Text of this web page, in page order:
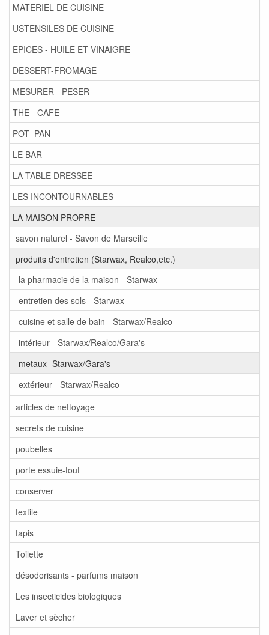
MATERIEL DE CUISINE
USTENSILES DE CUISINE
EPICES - HUILE ET VINAIGRE
DESSERT-FROMAGE
MESURER - PESER
THE - CAFE
POT- PAN
LE BAR
LA TABLE DRESSEE
LES INCONTOURNABLES
LA MAISON PROPRE
savon naturel - Savon de Marseille
produits d'entretien (Starwax, Realco,etc.)
la pharmacie de la maison - Starwax
entretien des sols - Starwax
cuisine et salle de bain - Starwax/Realco
intérieur - Starwax/Realco/Gara's
metaux- Starwax/Gara's
extérieur - Starwax/Realco
articles de nettoyage
secrets de cuisine
poubelles
porte essuie-tout
conserver
textile
tapis
Toilette
désodorisants - parfums maison
Les insecticides biologiques
Laver et sècher